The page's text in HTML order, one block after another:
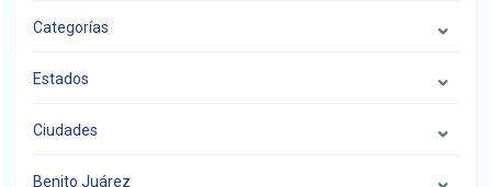
Categorías
Estados
Ciudades
Benito Juárez